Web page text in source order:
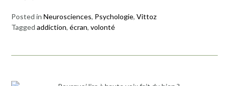
Posted in Neurosciences, Psychologie, Vittoz
Tagged addiction, écran, volonté